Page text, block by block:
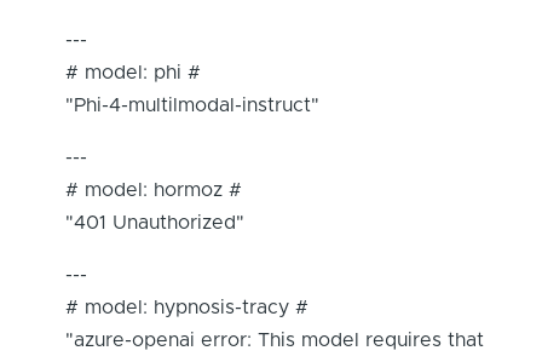
---
# model: phi #
"Phi-4-multilmodal-instruct"
---
# model: hormoz #
"401 Unauthorized"
---
# model: hypnosis-tracy #
"azure-openai error: This model requires that